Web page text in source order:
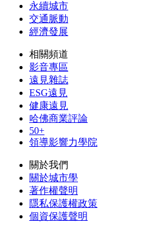
永續城市
交通脈動
經濟發展
相關頻道
影音專區
遠見雜誌
ESG遠見
健康遠見
哈佛商業評論
50+
領導影響力學院
關於我們
關於城市學
著作權聲明
隱私保護權政策
個資保護聲明